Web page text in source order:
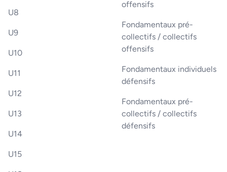
U8
U9
U10
U11
U12
U13
U14
U15
offensifs
Fondamentaux pré-
collectifs / collectifs
offensifs
Fondamentaux individuels
défensifs
Fondamentaux pré-
collectifs / collectifs
défensifs